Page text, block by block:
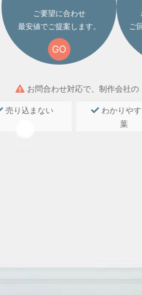
ご要望に合わせ
最安値でご提案します。
GO
ご
お問合わせ対応で、制作会社の
売り込まない
わかりや
葉